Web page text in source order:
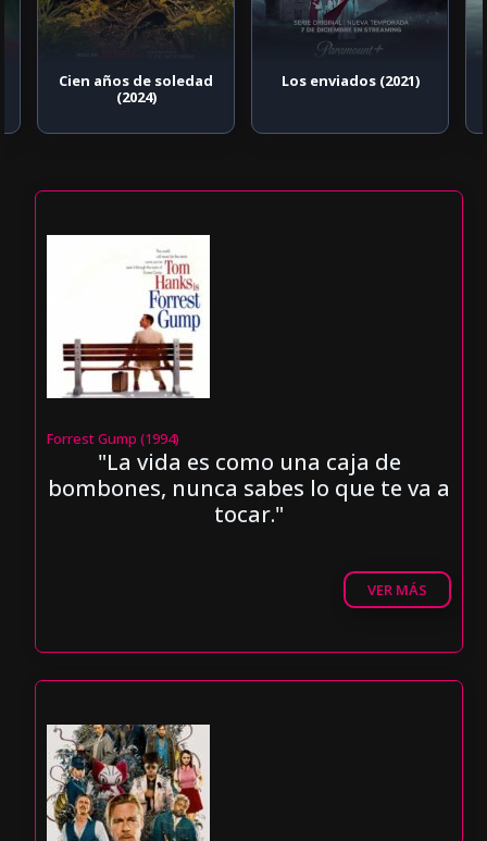
Cien años de soledad
(2024)
Los enviados (2021)
Forrest Gump (1994)
"La vida es como una caja de
bombones, nunca sabes lo que te va a
tocar."
VER MÁS